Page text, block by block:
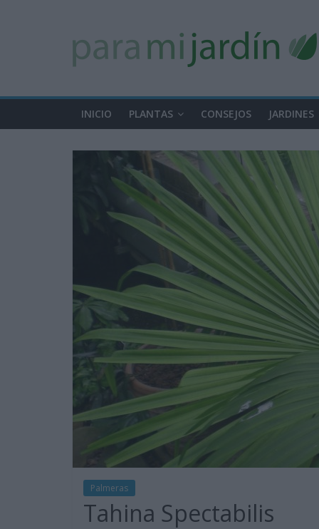
INICIO PLANTAS CONSEJOS JARDINES
Palmeras
Tahina Spectabilis